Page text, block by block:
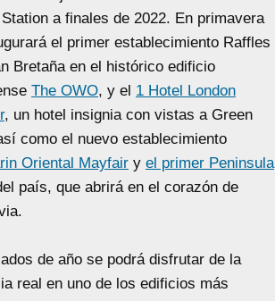
a finales de 2022. En primavera
el primer establecimiento Raffles
Bretaña en el histórico edificio
The OWO, y el 1 Hotel London
, un hotel insignia con vistas a Green
como el nuevo establecimiento
Oriental Mayfair y el primer Peninsula
país, que abrirá en el corazón de
de año se podrá disfrutar de la
real en uno de los edificios más